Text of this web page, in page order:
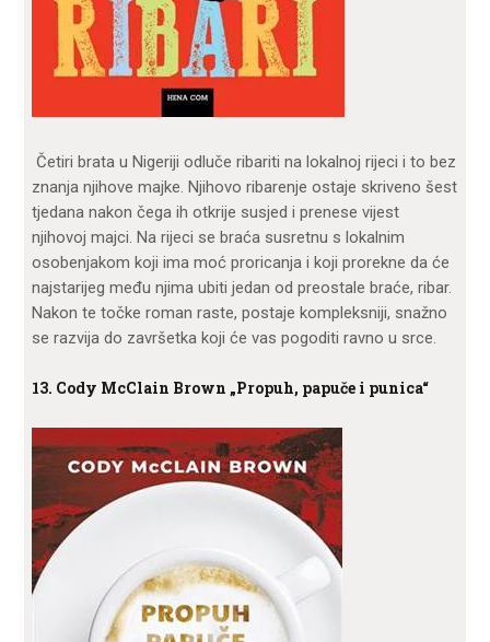
Četiri brata u Nigeriji odluče ribariti na lokalnoj rijeci i to bez
znanja njihove majke. Njihovo ribarenje ostaje skriveno šest
tjedana nakon čega ih otkrije susjed i prenese vijest
njihovoj majci. Na rijeci se braća susretnu s lokalnim
osobenjakom koji ima moć proricanja i koji prorekne da će
najstarijeg među njima ubiti jedan od preostale braće, ribar.
Nakon te točke roman raste, postaje kompleksniji, snažno
se razvija do završetka koji će vas pogoditi ravno u srce.
13. Cody McClain Brown „Propuh, papuče i punica“